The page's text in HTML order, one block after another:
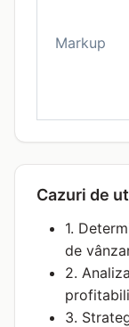
Markup
Cazuri de
1.
de
2.
3.